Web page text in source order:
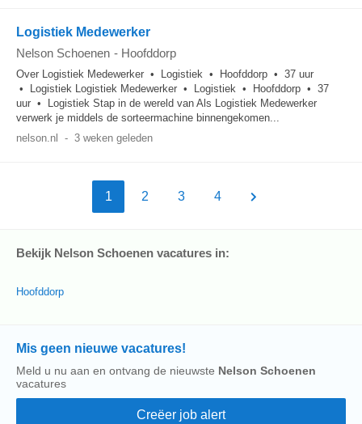
Logistiek Medewerker
Nelson Schoenen - Hoofddorp
Over Logistiek Medewerker • Logistiek • Hoofddorp • 37 uur
• Logistiek Logistiek Medewerker • Logistiek • Hoofddorp • 37
uur • Logistiek Stap in de wereld van Als Logistiek Medewerker
verwerk je middels de sorteermachine binnengekomen...
nelson.nl
- 3 weken geleden
1 2 3 4
Bekijk Nelson Schoenen vacatures in:
Hoofddorp
Mis geen nieuwe vacatures!
Meld u nu aan en ontvang de nieuwste Nelson Schoenen
vacatures